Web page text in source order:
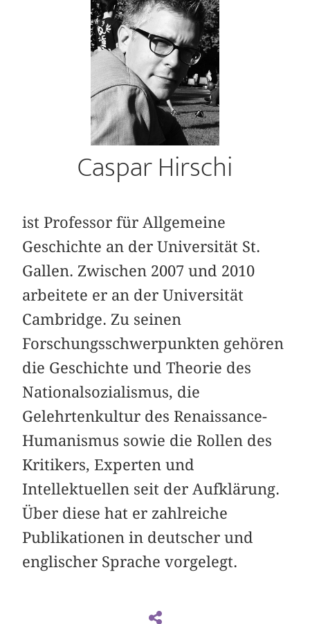
Caspar Hirschi
ist Professor für Allgemeine
Geschichte an der Universität St.
Gallen. Zwischen 2007 und 2010
arbeitete er an der Universität
Cambridge. Zu seinen
Forschungsschwerpunkten gehören
die Geschichte und Theorie des
Nationalsozialismus, die
Gelehrtenkultur des Renaissance-
Humanismus sowie die Rollen des
Kritikers, Experten und
Intellektuellen seit der Aufklärung.
Über diese hat er zahlreiche
Publikationen in deutscher und
englischer Sprache vorgelegt.